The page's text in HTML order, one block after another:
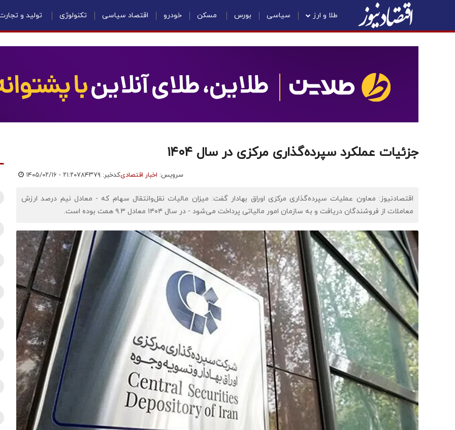
طلا و ارز سیاسی بورس مسکن خودرو اقتصاد سیاسی تکنولوژی تولید و
جزئیات عملکرد سپرده‌گذاری مرکزی در سال ۱۴۰۴
سرویس: اخبار اقتصادیکدخبر: ۷۸۴۳۷۹ ۱۴۰۵/۰۲/۱۶ - ۲۱:۲۰
اقتصادنیوز: معاون عملیات سپرده‌گذاری مرکزی اوراق بهادار گفت: میزان مالیات نقل‌وانتقال سهام که - معادل نیم درصد ارزش
معاملات از فروشندگان دریافت و به سازمان امور مالیاتی پرداخت می‌شود - در سال ۱۴۰۴ معادل ۹.۳ همت بوده است.